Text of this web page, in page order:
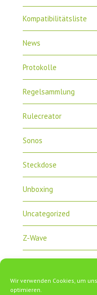
Wir verwenden Cookies, um
optimieren.
Kompatibilitätsliste
News
Protokolle
Regelsammlung
Rulecreator
Sonos
Steckdose
Unboxing
Uncategorized
Z-Wave
ZipaTile